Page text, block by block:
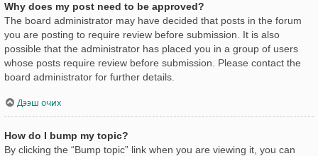
Why does my post need to be approved?
The board administrator may have decided that posts in the forum
you are posting to require review before submission. It is also
possible that the administrator has placed you in a group of users
whose posts require review before submission. Please contact the
board administrator for further details.
Дээш очих
How do I bump my topic?
By clicking the “Bump topic” link when you are viewing it, you can